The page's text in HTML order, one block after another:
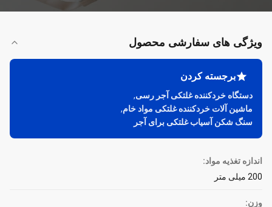
ویژگی های سفارشی محصول
برجسته کردن
دستگاه خردکننده غلتکی آجر رسی,
ماشین آلات خردکننده غلتکی مواد خام,
سنگ شکن آسیاب غلتکی برای آجر
اندازه تغذیه مواد:
200 میلی متر
وزن: